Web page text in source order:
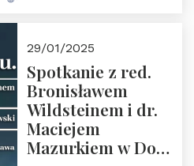
29/01/2025
Spotkanie z red.
Bronisławem
Wildsteinem i dr.
Maciejem
Mazurkiem w Domu